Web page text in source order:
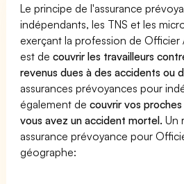
Le principe de l'assurance
indépendants, les TNS et les
exerçant la profession de
est decouvrir les travailleurs
revenus dues à des accidents ou
assurances prévoyances pour
également decouvrir vos
vous avez un accident mortel. Un
assurance prévoyance pour
géographe: